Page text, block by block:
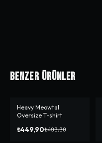
Benzer Ürünler
-%10
Heavy Meowtal
Oversize T-shirt
₺449,90₺499,90